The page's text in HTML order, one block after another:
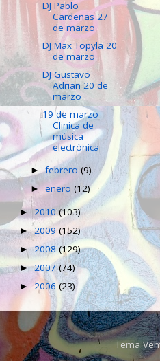
DJ Pablo
Cardenas 27
de marzo
DJ Max Topyla 20
de marzo
DJ Gustavo
Adrian 20 de
marzo
19 de marzo
Clinica de
mùsica
electrònica
►febrero(9)
►enero(12)
► 2010(103)
►2009 (152)
►2008(129)
►2007(74)
►2006 (23)
Tema